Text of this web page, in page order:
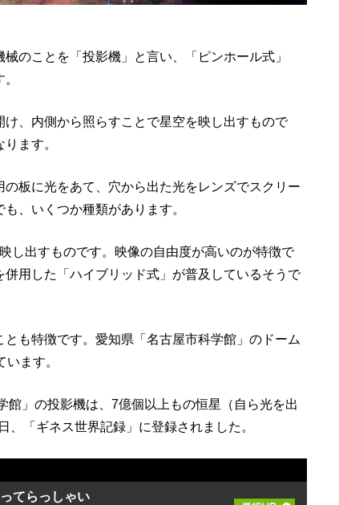
のことを「投影機」と言い、「ピンホール式」
け、内側から照らすことで星空を映し出すもので
ます。
の板に光をあて、穴から出た光をレンズでスクリー
、いくつか種類があります。
し出すものです。映像の自由度が高いのが特徴で
用した「ハイブリッド式」が普及しているそうで
も特徴です。愛知県「名古屋市科学館」のドーム
ます。
館」の投影機は、7億個以上もの恒星（自ら光を出
「ギネス世界記録」に登録されました。
てらっしゃい